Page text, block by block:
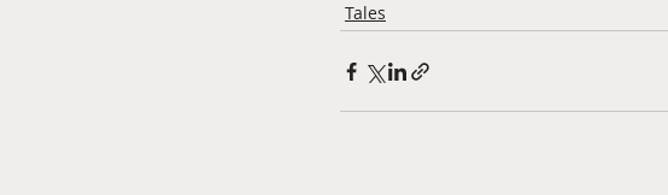
Tales